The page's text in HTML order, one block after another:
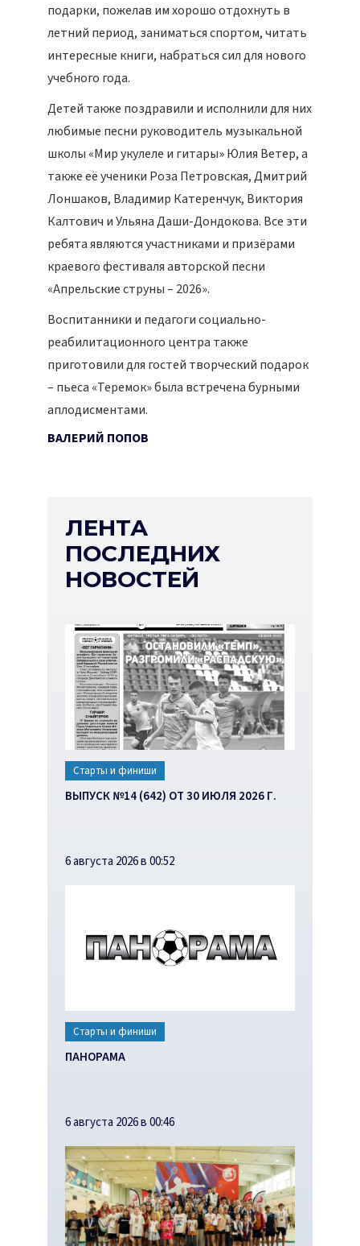
подарки, пожелав им хорошо отдохнуть в
летний период, заниматься спортом, читать
интересные книги, набраться сил для нового
учебного года.
Детей также поздравили и исполнили для них
любимые песни руководитель музыкальной
школы «Мир укулеле и гитары» Юлия Ветер, а
также её ученики Роза Петровская, Дмитрий
Лоншаков, Владимир Катеренчук, Виктория
Калтович и Ульяна Даши-Дондокова. Все эти
ребята являются участниками и призёрами
краевого фестиваля авторской песни
«Апрельские струны – 2026».
Воспитанники и педагоги социально-
реабилитационного центра также
приготовили для гостей творческий подарок
– пьеса «Теремок» была встречена бурными
аплодисментами.
ВАЛЕРИЙ ПОПОВ
ЛЕНТА
ПОСЛЕДНИХ
НОВОСТЕЙ
Старты и финиши
ВЫПУСК №14 (642) ОТ 30 ИЮЛЯ 2026 Г.
6 августа 2026 в 00:52
Старты и финиши
ПАНОРАМА
6 августа 2026 в 00:46